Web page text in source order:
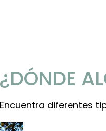
¿DÓNDE
Encuentra diferentes